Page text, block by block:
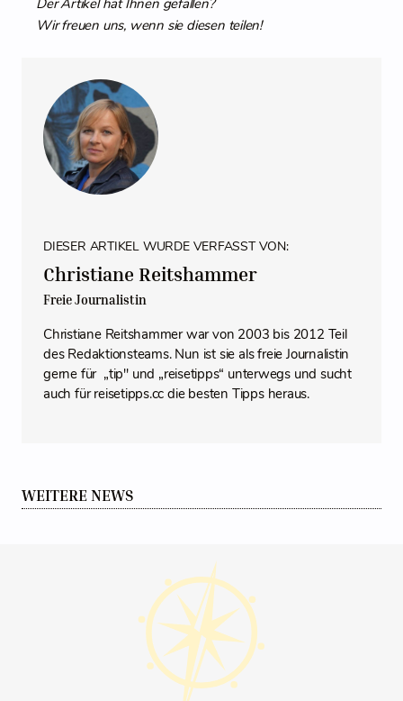
Der Artikel hat Ihnen gefallen?
Wir freuen uns, wenn sie diesen teilen!
DIESER ARTIKEL WURDE VERFASST VON:
Christiane Reitshammer
Freie Journalistin
Christiane Reitshammer war von 2003 bis 2012 Teil
des Redaktionsteams. Nun ist sie als freie Journalistin
gerne für „tip" und „reisetipps“ unterwegs und sucht
auch für reisetipps.cc die besten Tipps heraus.
WEITERE NEWS